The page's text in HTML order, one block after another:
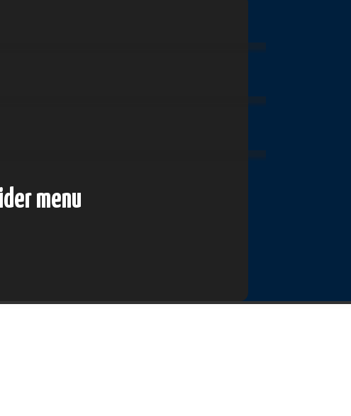
menu